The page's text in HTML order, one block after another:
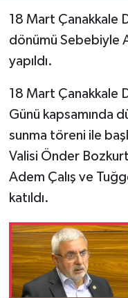
18 Mart Çanakkale
dönümü Sebebiyle
yapıldı.
18 Mart Çanakkale
Günü kapsamında
sunma töreni ile
Valisi Önder
Adem Çalış ve
katıldı.